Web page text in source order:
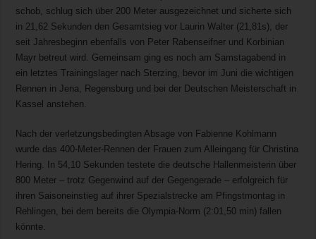
schob, schlug sich über 200 Meter ausgezeichnet und sicherte sich
in 21,62 Sekunden den Gesamtsieg vor Laurin Walter (21,81s), der
seit Jahresbeginn ebenfalls von Peter Rabenseifner und Korbinian
Mayr betreut wird. Gemeinsam ging es noch am Samstagabend in
ein letztes Trainingslager nach Sterzing, bevor im Juni die wichtigen
Rennen in Jena, Regensburg und bei der Deutschen Meisterschaft in
Kassel anstehen.
Nach der verletzungsbedingten Absage von Fabienne Kohlmann
wurde das 400-Meter-Rennen der Frauen zum Alleingang für Christina
Hering. In 54,10 Sekunden testete die deutsche Hallenmeisterin über
800 Meter – trotz Gegenwind auf der Gegengerade – erfolgreich für
ihren Saisoneinstieg auf ihrer Spezialstrecke am Pfingstmontag in
Rehlingen, bei dem bereits die Olympia-Norm (2:01,50 min) fallen
könnte.